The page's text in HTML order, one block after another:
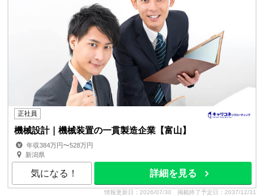
正社員
機械設計｜機械装置の一貫製造企業【富山】
年収384万円〜528万円
新潟県
気になる！ 詳細を見る
情報更新日：2026/07/30 掲載終了予定日：2037/12/31